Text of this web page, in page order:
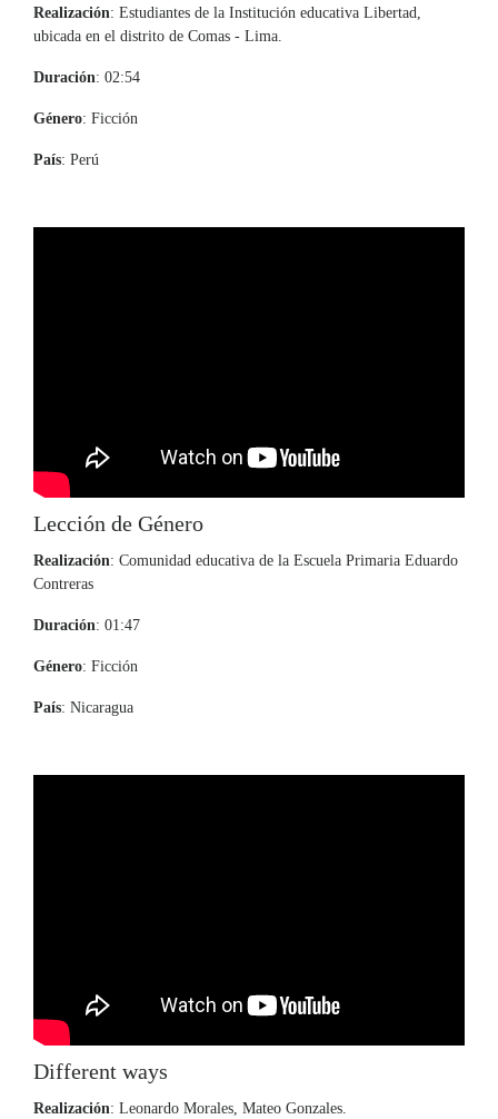
Realización: Estudiantes de la Institución educativa Libertad,
ubicada en el distrito de Comas - Lima.
Duración: 02:54
Género: Ficción
País: Perú
Lección de Género
Realización: Comunidad educativa de la Escuela Primaria Eduardo
Contreras
Duración: 01:47
Género: Ficción
País: Nicaragua
Different ways
Realización: Leonardo Morales, Mateo Gonzales.